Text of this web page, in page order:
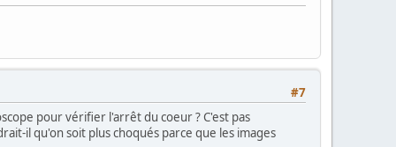
#7
pour vérifier l'arrêt du coeur ? C'est pas
il qu'on soit plus choqués parce que les images